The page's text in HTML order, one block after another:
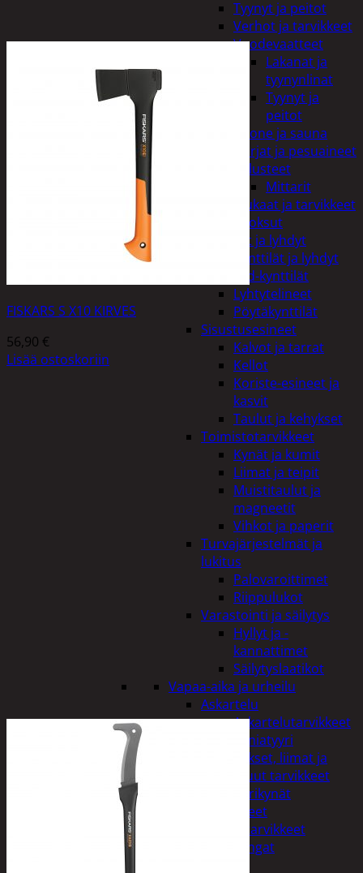
Tyynyt ja peitot
Verhot ja tarvikkeet
Vuodevaatteet
Lakanat ja
tyynynlinat
Tyynyt ja
peitot
Kylpyhuone ja sauna
Harjat ja pesuaineet
Kalusteet
Mittarit
Kiukaat ja tarvikkeet
Tuoksut
Kynttilät ja lyhdyt
Kynttilät ja lyhdyt
Led-kynttilät
Lyhtytelineet
Pöytäkynttilät
Sisustusesineet
Kalvot ja tarrat
Kellot
Koriste-esineet ja
kasvit
Taulut ja kehykset
Toimistotarvikkeet
Kynät ja kumit
Liimat ja teipit
Muistitaulut ja
magneetit
Vihkot ja paperit
Turvajärjestelmät ja
lukitus
Palovaroittimet
Riippulukot
Varastointi ja säilytys
Hyllyt ja -
kannattimet
Säilytyslaatikot
Vapaa-aika ja urheilu
Askartelu
Askartelutarvikkeet
Miniatyyri
Sakset, liimat ja
muut tarvikkeet
Värikynät
Harrasteet
Käsityötarvikkeet
Langat
FISKARS S X10 KIRVES
56,90 €
Lisää ostoskoriin